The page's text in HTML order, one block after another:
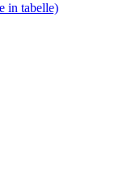
in tabelle)